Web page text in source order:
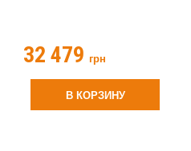
32 479 грн
В КОРЗИНУ